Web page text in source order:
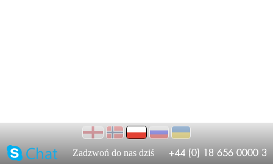
Zadzwoń do nas dziś